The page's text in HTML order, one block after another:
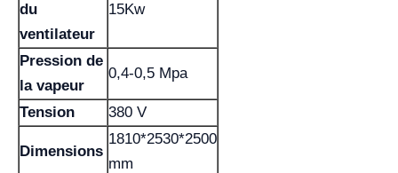
du
ventilateur
15Kw
Pression de
la vapeur
0,4-0,5 Mpa
Tension 380 V
Dimensions
1810*2530*2500
mm